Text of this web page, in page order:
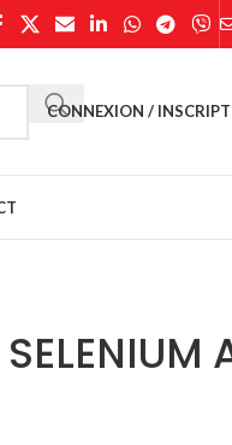
CONNEXION /
SELENIUM